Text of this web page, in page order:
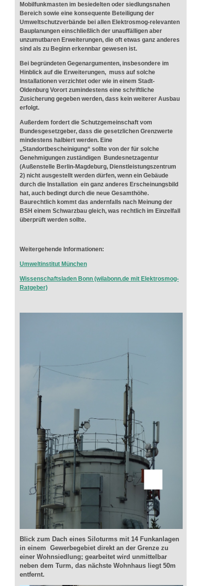
Mobilfunkmasten im besiedelten oder siedlungsnahen
Bereich sowie eine konsequente Beteiligung der
Umweltschutzverbände bei allen Elektrosmog-relevanten
Bauplanungen einschließlich der unauffälligen aber
unzumutbaren Erweiterungen, die oft etwas ganz anderes
sind als zu Beginn erkennbar gewesen ist.
Bei begründeten Gegenargumenten, insbesondere im
Hinblick auf die Erweiterungen, muss auf solche
Installationen verzichtet oder wie in einem Stadt-
Oldenburg Vorort zumindestens eine schriftliche
Zusicherung gegeben werden, dass kein weiterer Ausbau
erfolgt.
Außerdem fordert die Schutzgemeinschaft vom
Bundesgesetzgeber, dass die gesetzlichen Grenzwerte
mindestens halbiert werden. Eine
„Standortbescheinigung“ sollte von der für solche
Genehmigungen zuständigen Bundesnetzagentur
(Außenstelle Berlin-Magdeburg, Dienstleistungszentrum
2) nicht ausgestellt werden dürfen, wenn ein Gebäude
durch die Installation ein ganz anderes Erscheinungsbild
hat, auch bedingt durch die neue Gesamthöhe.
Baurechtlich kommt das andernfalls nach Meinung der
BSH einem Schwarzbau gleich, was rechtlich im Einzelfall
überprüft werden sollte.
Weitergehende Informationen:
Umweltinstitut München
Wissenschaftsladen Bonn (wilabonn.de mit Elektrosmog-
Ratgeber)
Blick zum Dach eines Siloturms mit 14 Funkanlagen
in einem Gewerbegebiet direkt an der Grenze zu
einer Wohnsiedlung; gearbeitet wird unmittelbar
neben dem Turm, das nächste Wohnhaus liegt 50m
entfernt.